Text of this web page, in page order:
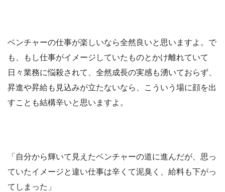
ベンチャーの仕事が楽しいなら全然良いと思いますよ。で
も、もし仕事がイメージしていたものとかけ離れていて
日々業務に悩殺されて、全然成長の実感も湧いておらず、
昇進や昇給も見込みが立たないなら、こういう場に顔を出
すことも結構辛いと思いますよ。
「自分から輝いて見えたベンチャーの道に進んだが、思っ
ていたイメージと違い仕事は辛くて泥臭く、給料も下がっ
てしまった」